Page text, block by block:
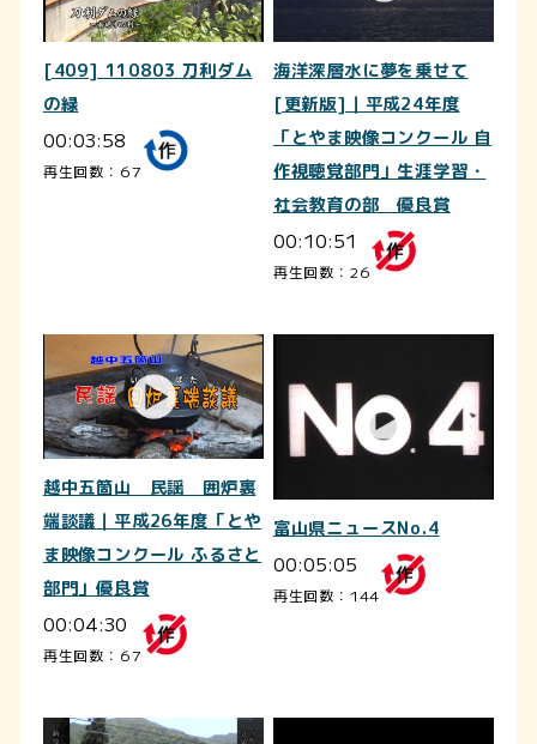
[409] 110803 刀利ダム
の緑
00:03:58
再生回数：67
海洋深層水に夢を乗せて
[更新版]｜平成24年度
「とやま映像コンクール 自
作視聴覚部門」生涯学習・
社会教育の部 優良賞
00:10:51
再生回数：26
越中五箇山 民謡 囲炉裏
端談議｜平成26年度「とや
ま映像コンクール ふるさと
部門」優良賞
00:04:30
再生回数：67
富山県ニュースNo.4
00:05:05
再生回数：144